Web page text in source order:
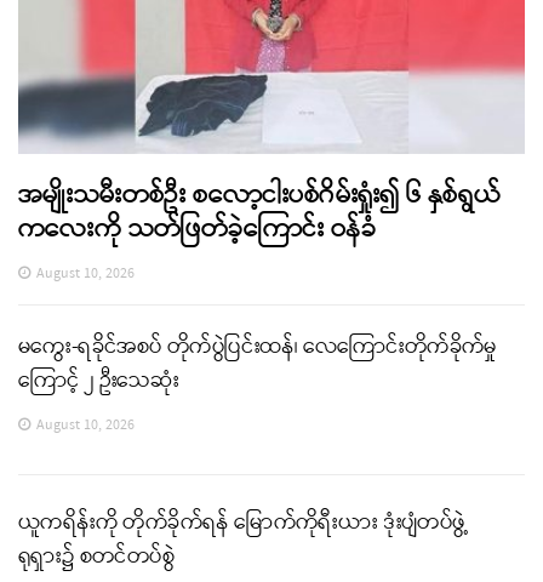
အမျိုးသမီးတစ်ဦး စလော့ငါးပစ်ဂိမ်းရှုံး၍ ၆ နှစ်ရွယ်
ကလေးကို သတ်ဖြတ်ခဲ့ကြောင်း ဝန်ခံ
August 10, 2026
မကွေး-ရခိုင်အစပ် တိုက်ပွဲပြင်းထန်၊ လေကြောင်းတိုက်ခိုက်မှု
ကြောင့် ၂ ဦးသေဆုံး
August 10, 2026
ယူကရိန်းကို တိုက်ခိုက်ရန် မြောက်ကိုရီးယား ဒုံးပျံတပ်ဖွဲ့
ရုရှား၌ စတင်တပ်စွဲ